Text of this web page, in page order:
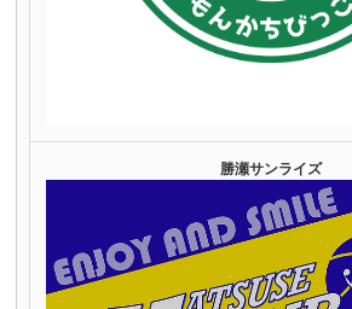
勝瀬サンライズ